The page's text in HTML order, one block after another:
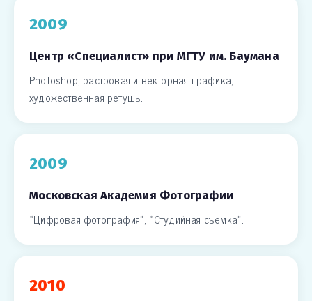
2009
Центр «Специалист» при МГТУ им. Баумана
Photoshop, растровая и векторная графика,
художественная ретушь.
2009
Московская Академия Фотографии
«Цифровая фотография», «Студийная съёмка».
2010